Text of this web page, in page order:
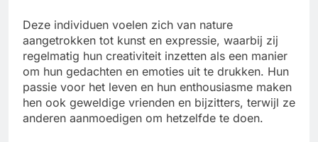
Deze individuen voelen zich van nature
aangetrokken tot kunst en expressie, waarbij zij
regelmatig hun creativiteit inzetten als een manier
om hun gedachten en emoties uit te drukken. Hun
passie voor het leven en hun enthousiasme maken
hen ook geweldige vrienden en bijzitters, terwijl ze
anderen aanmoedigen om hetzelfde te doen.